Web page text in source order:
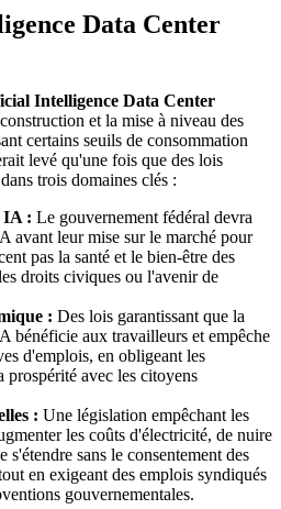
Data Center
Intelligence Data Center
et la mise à niveau des
certains seuils de consommation
levé qu'une fois que des lois
trois domaines clés :
IA : Le gouvernement fédéral devra
avant leur mise sur le marché pour
pas la santé et le bien-être des
droits civiques ou l'avenir de
: Des lois garantissant que la
bénéficie aux travailleurs et empêche
d'emplois, en obligeant les
prospérité avec les citoyens
: Une législation empêchant les
les coûts d'électricité, de nuire
s'étendre sans le consentement des
en exigeant des emplois syndiqués
gouvernementales.